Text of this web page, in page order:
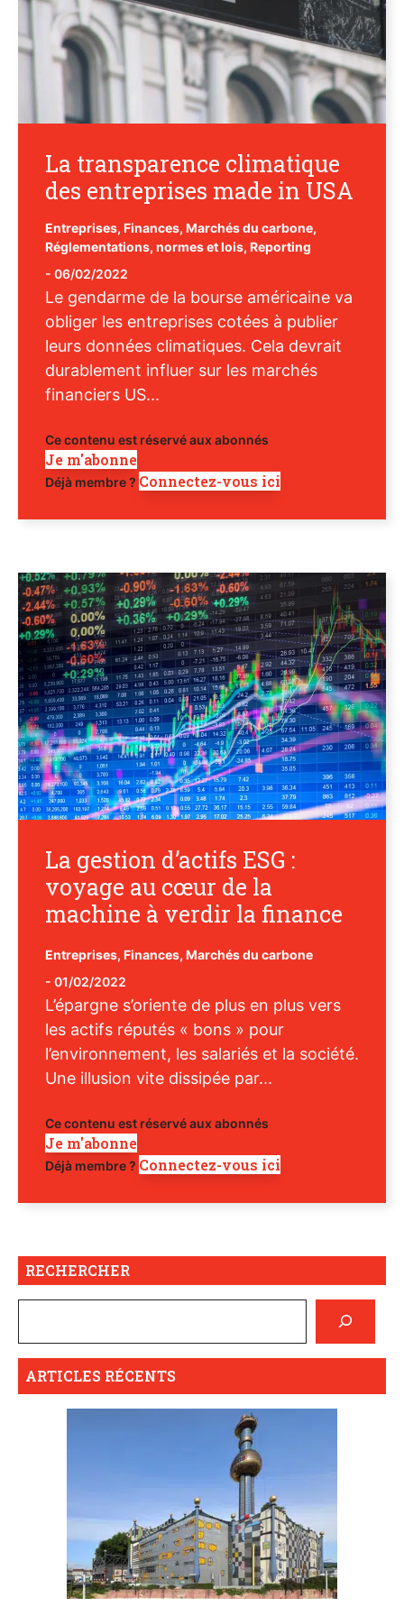
La transparence climatique
des entreprises made in USA
Entreprises, Finances, Marchés du carbone,
Réglementations, normes et lois, Reporting
- 06/02/2022
Le gendarme de la bourse américaine va
obliger les entreprises cotées à publier
leurs données climatiques. Cela devrait
durablement influer sur les marchés
financiers US...
Ce contenu est réservé aux abonnés
Je m'abonne
Déjà membre ? Connectez-vous ici
La gestion d’actifs ESG :
voyage au cœur de la
machine à verdir la finance
Entreprises, Finances, Marchés du carbone
- 01/02/2022
L’épargne s’oriente de plus en plus vers
les actifs réputés « bons » pour
l’environnement, les salariés et la société.
Une illusion vite dissipée par...
Ce contenu est réservé aux abonnés
Je m'abonne
Déjà membre ? Connectez-vous ici
RECHERCHER
ARTICLES RÉCENTS